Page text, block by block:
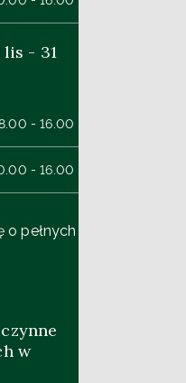
lis - 31
- 16.00
- 16.00
o pełnych
w